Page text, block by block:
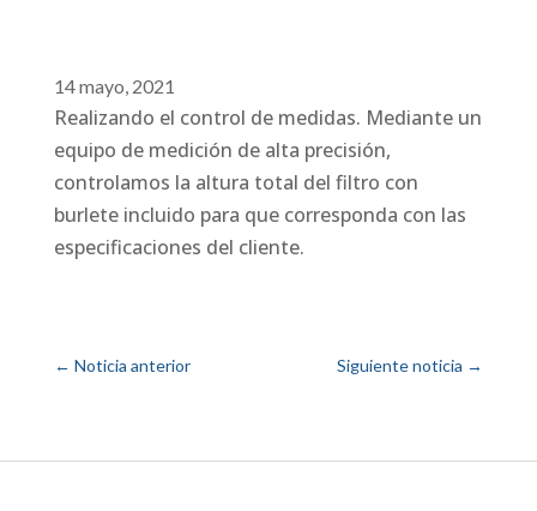
14 mayo, 2021
Realizando el control de medidas. Mediante un
equipo de medición de alta precisión,
controlamos la altura total del filtro con
burlete incluido para que corresponda con las
especificaciones del cliente.
←Noticia anterior Siguiente noticia →